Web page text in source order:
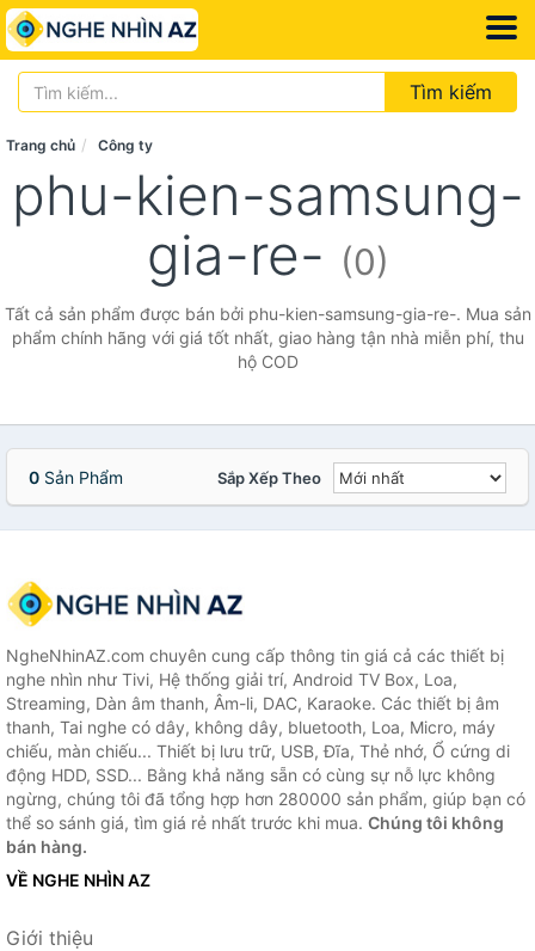
Tìm kiếm
Trang chủ Công ty
phu-kien-samsung-
gia-re- (0)
Tất cả sản phẩm được bán bởi phu-kien-samsung-gia-re-. Mua sản
phẩm chính hãng với giá tốt nhất, giao hàng tận nhà miễn phí, thu
hộ COD
0 Sản Phẩm Sắp Xếp Theo
NgheNhinAZ.com chuyên cung cấp thông tin giá cả các thiết bị
nghe nhìn như Tivi, Hệ thống giải trí, Android TV Box, Loa,
Streaming, Dàn âm thanh, Âm-li, DAC, Karaoke. Các thiết bị âm
thanh, Tai nghe có dây, không dây, bluetooth, Loa, Micro, máy
chiếu, màn chiếu... Thiết bị lưu trữ, USB, Đĩa, Thẻ nhớ, Ổ cứng di
động HDD, SSD... Bằng khả năng sẵn có cùng sự nỗ lực không
ngừng, chúng tôi đã tổng hợp hơn 280000 sản phẩm, giúp bạn có
thể so sánh giá, tìm giá rẻ nhất trước khi mua. Chúng tôi không
bán hàng.
VỀ NGHE NHÌN AZ
Giới thiệu